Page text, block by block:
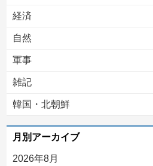
経済
自然
軍事
雑記
韓国・北朝鮮
月別アーカイブ
2026年8月